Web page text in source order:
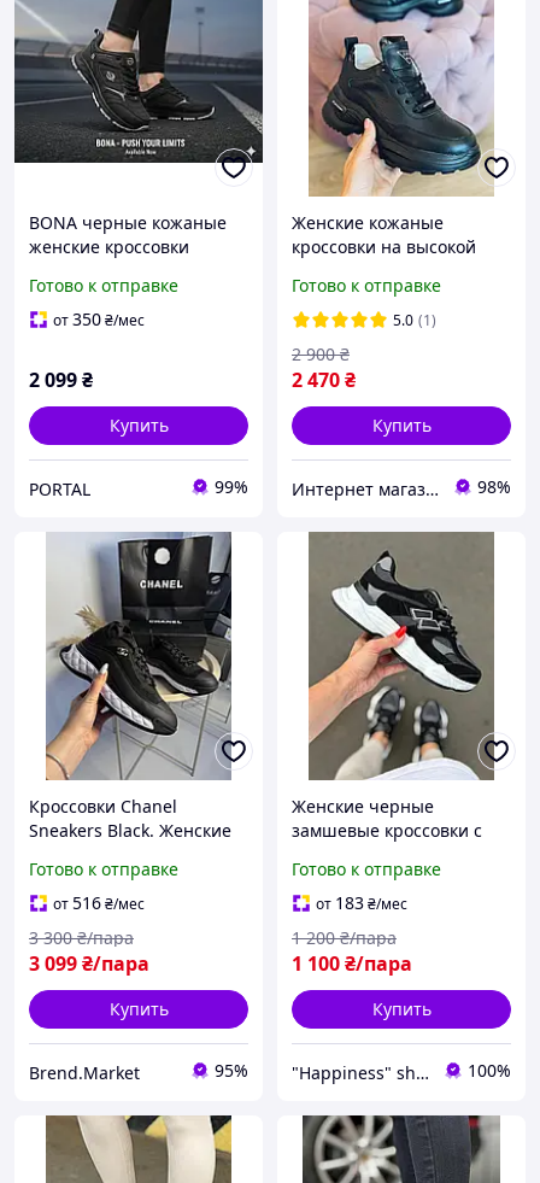
BONA черные кожаные
женские кроссовки
Готово к отправке
от350₴/мес
2 099₴
Купить
PORTAL 99%
Женские кожаные
кроссовки на высокой
41р.
Готово к отправке
5.0 (1)
2 470₴
2 900 ₴
Купить
Интернет магазин спортивной обуви Shoes-Factory 98%
Кроссовки Chanel
Sneakers Black. Женские
Шанель черный цвет
Готово к отправке
от516₴/мес
3 099₴/пара
3 300 ₴/пара
Купить
Brend.Market 95%
Женские черные
замшевые кроссовки с
Готово к отправке
от 183₴/мес
1 100₴/пара
1 200 ₴/пара
Купить
"Happiness" shop 100%